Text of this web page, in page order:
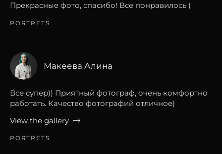
Прекрасные фото, спасибо! Все понравилось )
PORTRETS
Макеева Алина
Все супер)) Приятный фотограф, очень комфортно
работать. Качество фотографий отличное)
View the gallery
PORTRETS